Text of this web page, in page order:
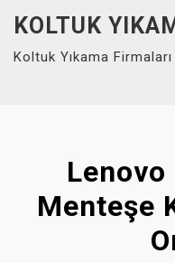
content
KOLTUK
Koltuk Yıkama Firmaları
Menteşe